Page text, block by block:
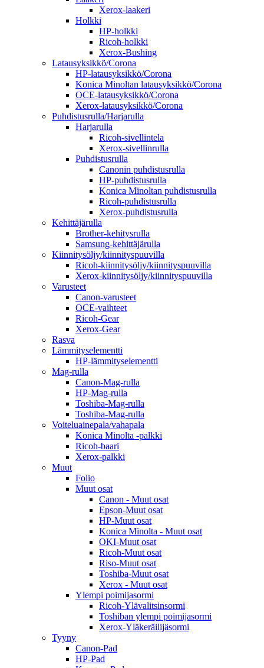
Xerox-laakeri
Holkki
HP-holkki
Ricoh-holkki
Xerox-Bushing
Latausyksikkö/Corona
HP-latausyksikkö/Corona
Konica Minoltan latausyksikkö/Corona
OCE-latausyksikkö/Corona
Xerox-latausyksikkö/Corona
Puhdistusrulla/Harjarulla
Harjarulla
Ricoh-sivellintela
Xerox-sivellinrulla
Puhdistusrulla
Canonin puhdistusrulla
HP-puhdistusrulla
Konica Minoltan puhdistusrulla
Ricoh-puhdistusrulla
Xerox-puhdistusrulla
Kehittäjärulla
Brother-kehitysrulla
Samsung-kehittäjärulla
Kiinnitysöljy/kiinnityspuuvilla
Ricoh-kiinnitysöljy/kiinnityspuuvilla
Xerox-kiinnitysöljy/kiinnityspuuvilla
Varusteet
Canon-varusteet
OCE-vaihteet
Ricoh-Gear
Xerox-Gear
Rasva
Lämmityselementti
HP-lämmityselementti
Mag-rulla
Canon-Mag-rulla
HP-Mag-rulla
Toshiba-Mag-rulla
Toshiba-Mag-rulla
Voiteluainepala/vahapala
Konica Minolta -palkki
Ricoh-baari
Xerox-palkki
Muut
Folio
Muut osat
Canon - Muut osat
Epson-Muut osat
HP-Muut osat
Konica Minolta - Muut osat
OKI-Muut osat
Ricoh-Muut osat
Riso-Muut osat
Toshiba-Muut osat
Xerox - Muut osat
Ylempi poimijasormi
Ricoh-Ylävalitsinsormi
Toshiban ylempi poimijasormi
Xerox-Yläkeräilijäsormi
Tyyny
Canon-Pad
HP-Pad